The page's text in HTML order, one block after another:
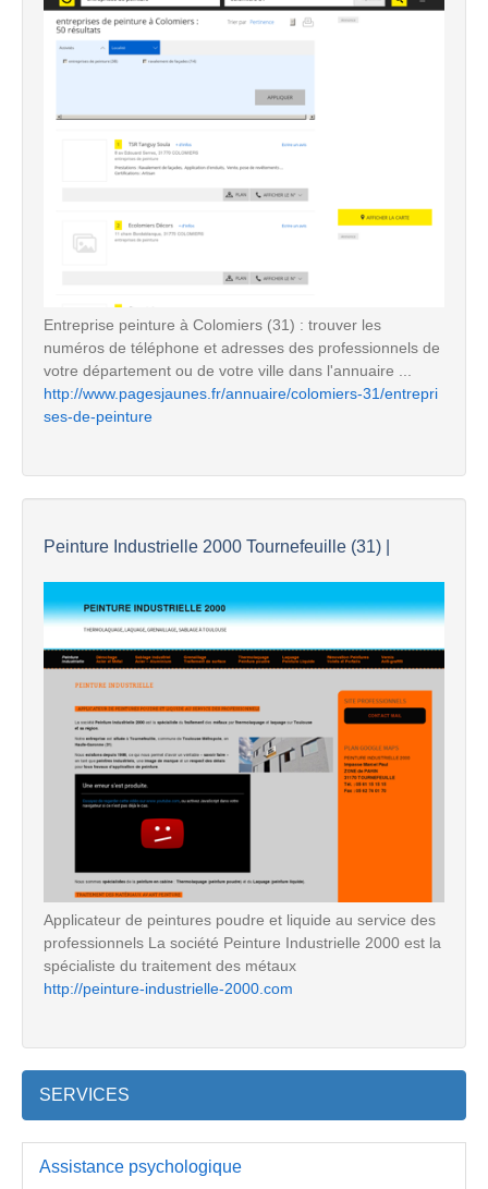
Entreprise peinture à Colomiers (31) : trouver les
numéros de téléphone et adresses des professionnels de
votre département ou de votre ville dans l'annuaire ...
http://www.pagesjaunes.fr/annuaire/colomiers-31/entrepri
ses-de-peinture
Peinture Industrielle 2000 Tournefeuille (31) |
Applicateur de peintures poudre et liquide au service des
professionnels La société Peinture Industrielle 2000 est la
spécialiste du traitement des métaux
http://peinture-industrielle-2000.com
SERVICES
Assistance psychologique